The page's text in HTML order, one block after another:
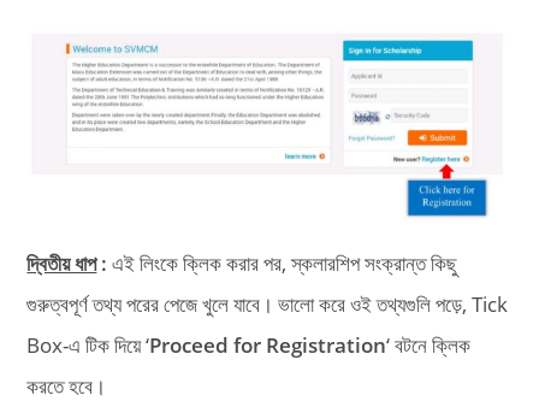
দ্বিতীয় ধাপ: এই লিংকে ক্লিক করার পর, স্কলারশিপ সংক্রান্ত কিছু
গুরুত্বপূর্ণ তথ্য পরের পেজে খুলে যাবে। ভালো করে ওই তথ্যগুলি পড়ে, Tick
Box-এ টিক দিয়ে ‘Proceed for Registration‘ বটনে ক্লিক
করতে হবে।